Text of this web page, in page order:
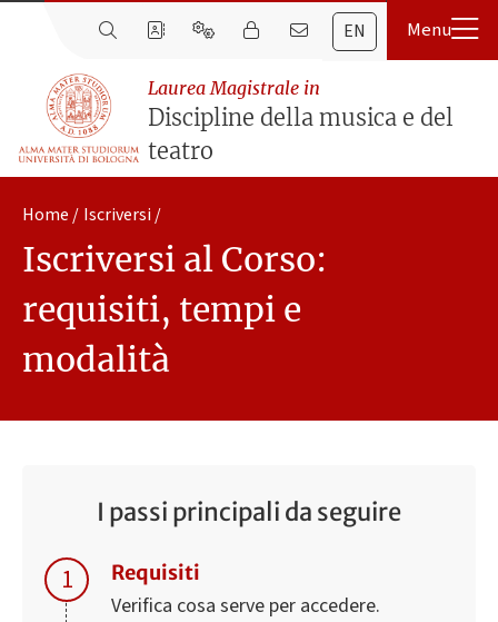
EN
Laurea Magistrale in
Discipline della musica e del
teatro
Home Iscriversi
Iscriversi al Corso:
requisiti, tempi e
modalità
I passi principali da seguire
Requisiti
Verifica cosa serve per accedere.